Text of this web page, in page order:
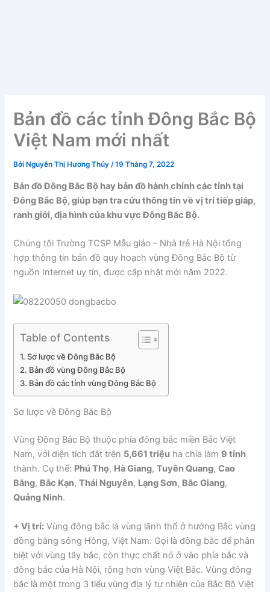
Bản đồ các tỉnh Đông Bắc Bộ
Việt Nam mới nhất
Bởi Nguyễn Thị Hương Thủy/19 Tháng 7, 2022
Bản đồ Đông Bắc Bộ hay bản đồ hành chính các tỉnh tại
Đông Bắc Bộ, giúp bạn tra cứu thông tin về vị trí tiếp giáp,
ranh giới, địa hình của khu vực Đông Bắc Bộ.
Chúng tôi Trường TCSP Mẫu giáo – Nhà trẻ Hà Nội tổng
hợp thông tin bản đồ quy hoạch vùng Đông Bắc Bộ từ
nguồn Internet uy tín, được cập nhật mới năm 2022.
Table of Contents
Sơ lược về Đông Bắc Bộ
Bản đồ vùng Đông Bắc Bộ
Bản đồ các tỉnh vùng Đông Bắc Bộ
Sơ lược về Đông Bắc Bộ
Vùng Đông Bắc Bộ thuộc phía đông bắc miền Bắc Việt
Nam, với diện tích đất trên 5,661 triệu ha chia làm 9 tỉnh
thành. Cụ thể: Phú Thọ, Hà Giang,Tuyên Quang,Cao
Bằng, Bắc Kạn,Thái Nguyên, Lạng Sơn, Bắc Giang,
Quảng Ninh.
+ Vị trí: Vùng đông bắc là vùng lãnh thổ ở hướng Bắc vùng
đồng bằng sông Hồng, Việt Nam. Gọi là đông bắc để phân
biệt với vùng tây bắc, còn thực chất nó ở vào phía bắc và
đông bắc của Hà Nội, rộng hơn vùng Việt Bắc. Vùng đông
bắc là một trong 3 tiểu vùng địa lý tự nhiên của Bắc Bộ Việt